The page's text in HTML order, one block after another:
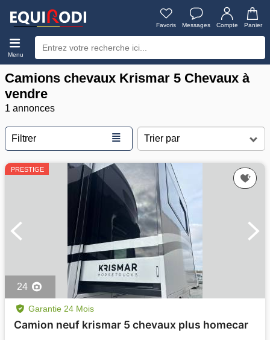
Favoris Messages Compte Panier
Menu
Camions chevaux Krismar 5 Chevaux à
vendre
1 annonces
Filtrer ≣
PRESTIGE
24
Garantie 24 Mois
Camion neuf krismar 5 chevaux plus homecar